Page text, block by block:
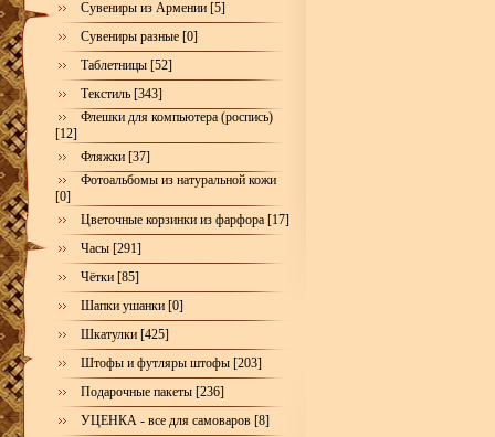
Сувениры из Армении [5]
Сувениры разные [0]
Таблетницы [52]
Текстиль [343]
Флешки для компьютера (роспись)
[12]
Фляжки [37]
Фотоальбомы из натуральной кожи
[0]
Цветочные корзинки из фарфора [17]
Часы [291]
Чётки [85]
Шапки ушанки [0]
Шкатулки [425]
Штофы и футляры штофы [203]
Подарочные пакеты [236]
УЦЕНКА - все для самоваров [8]